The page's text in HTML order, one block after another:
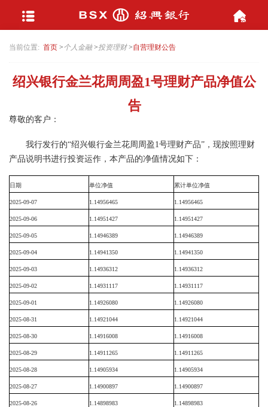
当前位置: 首页 >个人金融 >投资理财 >自营理财公告
绍兴银行金兰花周周盈1号理财产品净值公
告
尊敬的客户：
我行发行的“绍兴银行金兰花周周盈 1号理财产品”，现按照理财
产品说明书进行投资运作，本产品的净值情况如下：
日期 单位净值 累计单位净值
2025-09-07 1.14956465 1.14956465
2025-09-06 1.14951427 1.14951427
2025-09-05 1.14946389 1.14946389
2025-09-04 1.14941350 1.14941350
2025-09-03 1.14936312 1.14936312
2025-09-02 1.14931117 1.14931117
2025-09-01 1.14926080 1.14926080
2025-08-31 1.14921044 1.14921044
2025-08-30 1.14916008 1.14916008
2025-08-29 1.14911265 1.14911265
2025-08-28 1.14905934 1.14905934
2025-08-27 1.14900897 1.14900897
2025-08-26 1.14898983 1.14898983